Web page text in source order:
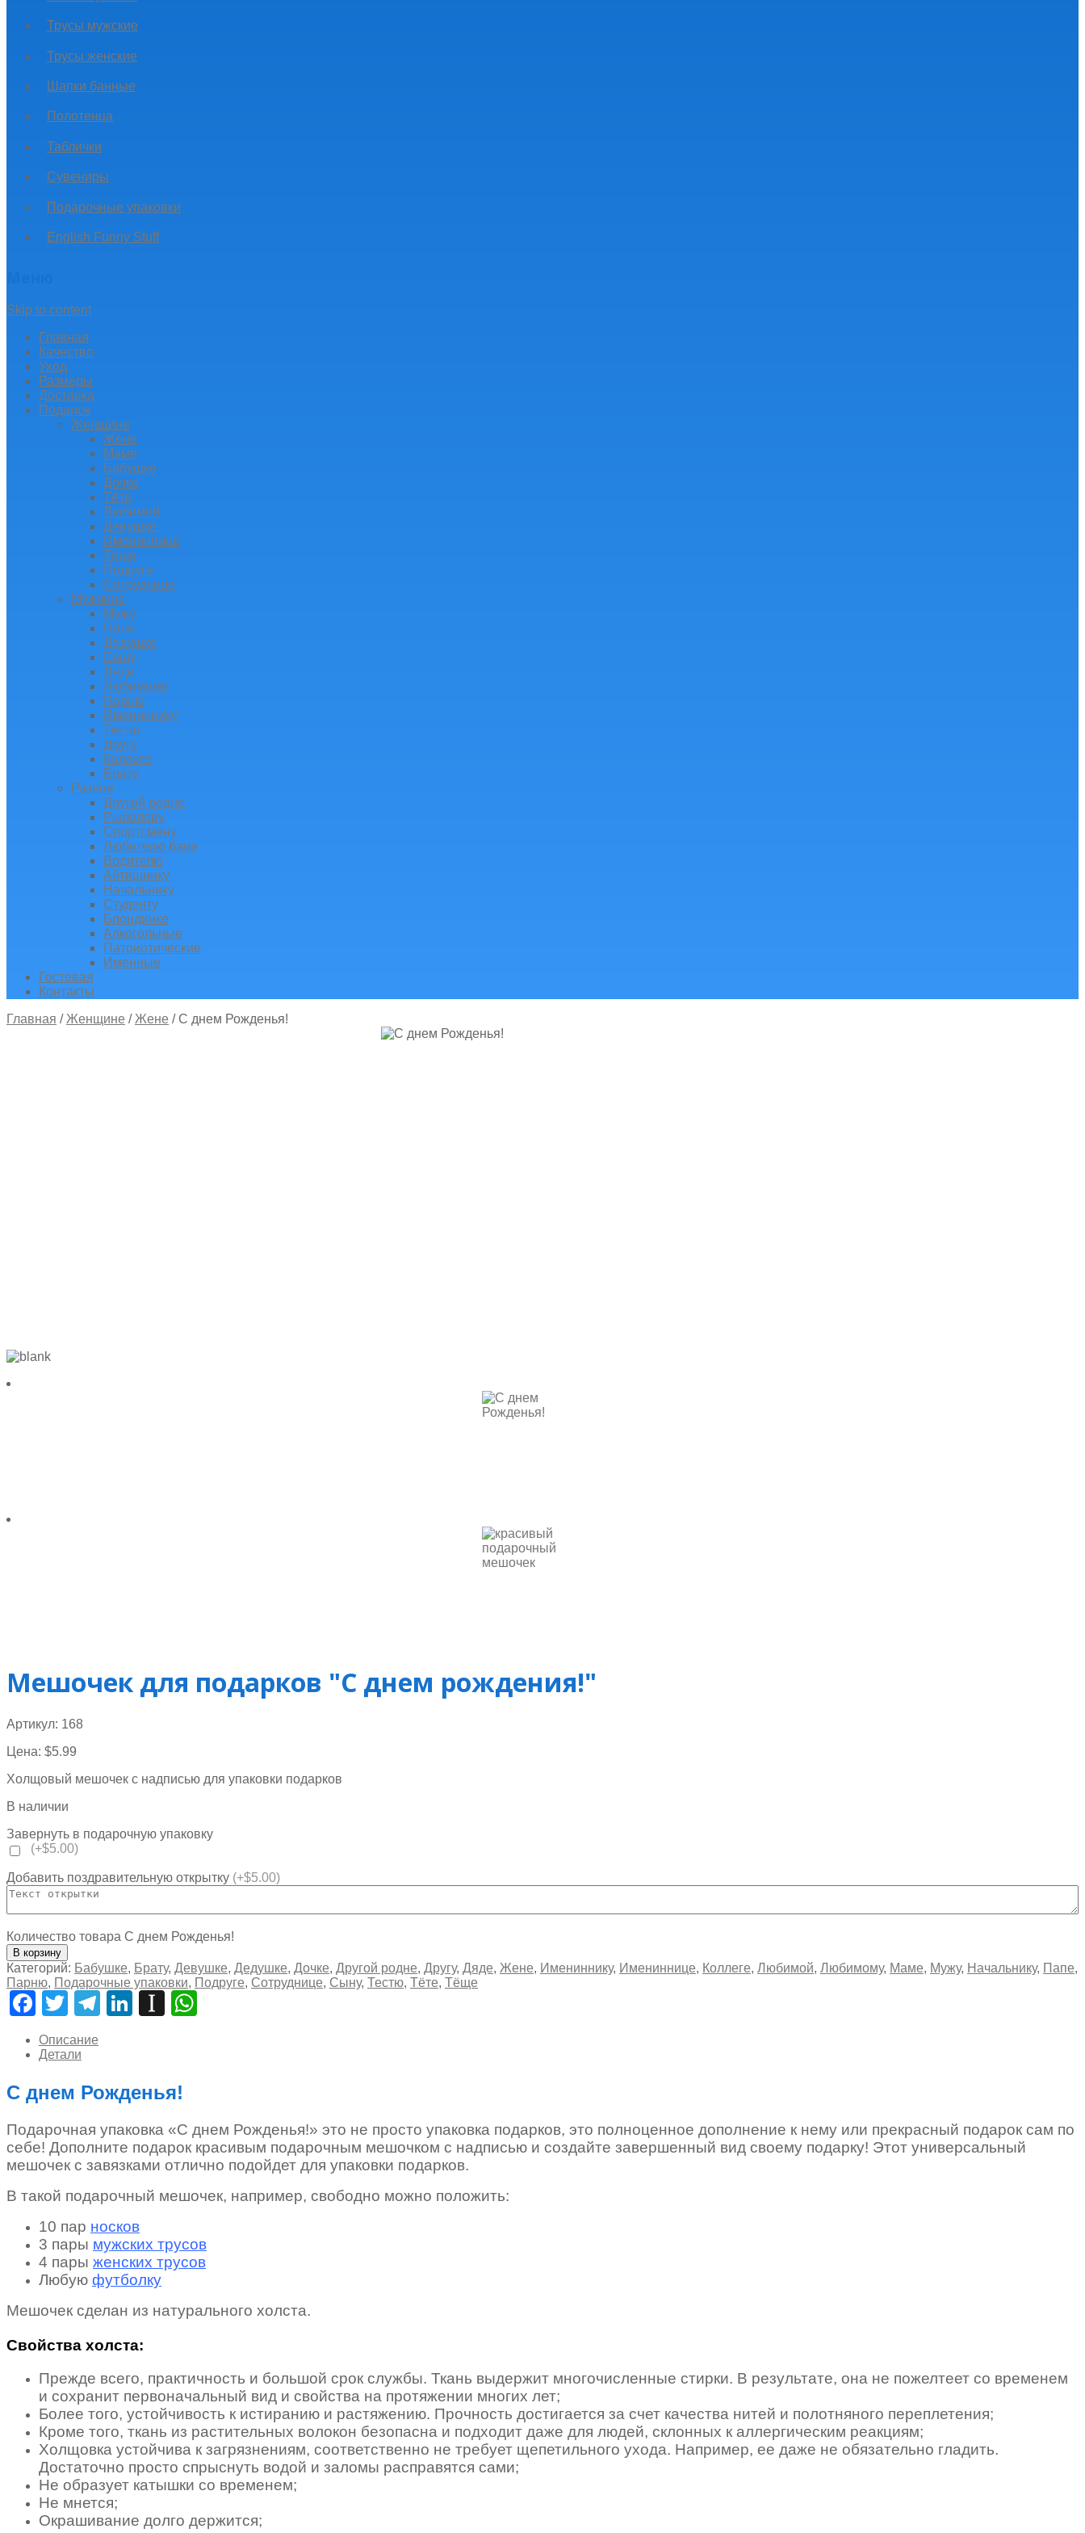
Трусы мужские
Трусы женские
Шапки банные
Полотенца
Таблички
Сувениры
Подарочные упаковки
English Funny Stuff
Skip to content
Главная
Качество
Уход
Размеры
Доставка
Подарок
Женщине
Жене
Маме
Бабушке
Дочке
Тёте
Любимой
Девушке
Имениннице
Тёще
Подруге
Сотруднице
Мужчине
Мужу
Папе
Дедушке
Сыну
Дяде
Любимому
Парню
Имениннику
Тестю
Другу
Коллеге
Брату
Разное
Другой родне
Рыболову
Спортсмену
Любителю бани
Водителю
Айтишнику
Начальнику
Студенту
Блондинке
Алкогольные
Патриотические
Именные
Гостевая
Контакты
Главная / Женщине / Жене /С днем Рожденья!
Мешочек для подарков "С днем рождения!"
Артикул: 168
Цена: $5.99
Холщовый мешочек с надписью для упаковки подарков
В наличии
Завернуть в подарочную упаковку
(+$5.00)
Добавить поздравительную открытку (+$5.00)
Количество товара С днем Рожденья!
В корзину
Категорий: Бабушке, Брату, Девушке, Дедушке, Дочке, Другой родне, Другу, Дяде, Жене, Имениннику, Имениннице, Коллеге, Любимой, Любимому, Маме, Мужу, Начальнику, Папе,
Парню, Подарочные упаковки, Подруге, Сотруднице, Сыну, Тестю, Тёте, Тёще
Facebook
TwitterTelegram
LinkedIn
Instapaper
Описание
Детали
С днем Рожденья!
Подарочная упаковка «С днем Рожденья!» это не просто упаковка подарков, это полноценное дополнение к нему или прекрасный подарок сам по
себе! Дополните подарок красивым подарочным мешочком с надписью и создайте завершенный вид своему подарку! Этот универсальный
мешочек с завязками отлично подойдет для упаковки подарков.
В такой подарочный мешочек, например, свободно можно положить:
10 пар носков
3 пары мужских трусов
4 пары женских трусов
Любую футболку
Мешочек сделан из натурального холста.
Свойства холста:
Прежде всего, практичность и большой срок службы. Ткань выдержит многочисленные стирки. В результате, она не пожелтеет со временем
и сохранит первоначальный вид и свойства на протяжении многих лет;
Более того, устойчивость к истиранию и растяжению. Прочность достигается за счет качества нитей и полотняного переплетения;
Кроме того, ткань из растительных волокон безопасна и подходит даже для людей, склонных к аллергическим реакциям;
Холщовка устойчива к загрязнениям, соответственно не требует щепетильного ухода. Например, ее даже не обязательно гладить.
Достаточно просто спрыснуть водой и заломы расправятся сами;
Не образует катышки со временем;
Не мнется;
Окрашивание долго держится;